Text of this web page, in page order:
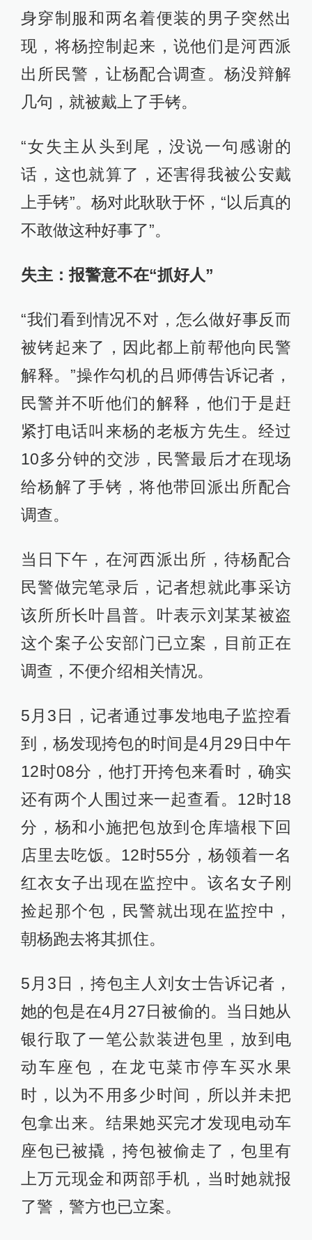
身穿制服和两名着便装的男子突然出
现，将杨控制起来，说他们是河西派
出所民警，让杨配合调查。杨没辩解
几句，就被戴上了手铐。
“女失主从头到尾，没说一句感谢的
话，这也就算了，还害得我被公安戴
上手铐”。杨对此耿耿于怀，“以后真的
不敢做这种好事了”。
失主：报警意不在“抓好人”
“我们看到情况不对，怎么做好事反而
被铐起来了，因此都上前帮他向民警
解释。”操作勾机的吕师傅告诉记者，
民警并不听他们的解释，他们于是赶
紧打电话叫来杨的老板方先生。经过
10多分钟的交涉，民警最后才在现场
给杨解了手铐，将他带回派出所配合
调查。
当日下午，在河西派出所，待杨配合
民警做完笔录后，记者想就此事采访
该所所长叶昌普。叶表示刘某某被盗
这个案子公安部门已立案，目前正在
调查，不便介绍相关情况。
5月3日，记者通过事发地电子监控看
到，杨发现挎包的时间是4月29日中午
12时08分，他打开挎包来看时，确实
还有两个人围过来一起查看。12时18
分，杨和小施把包放到仓库墙根下回
店里去吃饭。12时55分，杨领着一名
红衣女子出现在监控中。该名女子刚
捡起那个包，民警就出现在监控中，
朝杨跑去将其抓住。
5月3日，挎包主人刘女士告诉记者，
她的包是在4月27日被偷的。当日她从
银行取了一笔公款装进包里，放到电
动车座包，在龙屯菜市停车买水果
时，以为不用多少时间，所以并未把
包拿出来。结果她买完才发现电动车
座包已被撬，挎包被偷走了，包里有
上万元现金和两部手机，当时她就报
了警，警方也已立案。